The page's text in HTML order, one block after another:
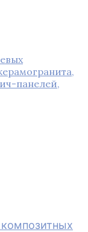
панелей,